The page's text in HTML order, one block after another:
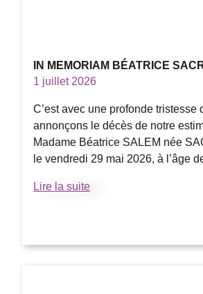
IN MEMORIAM BÉATRICE
1 juillet 2026
C’est avec une profonde tristesse
annonçons le décès de notre
Madame Béatrice SALEM née
le vendredi 29 mai 2026, à l’âge
Lire la suite